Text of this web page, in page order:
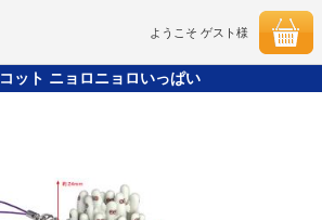
ようこそ ゲスト様
ット ニョロニョロいっぱい